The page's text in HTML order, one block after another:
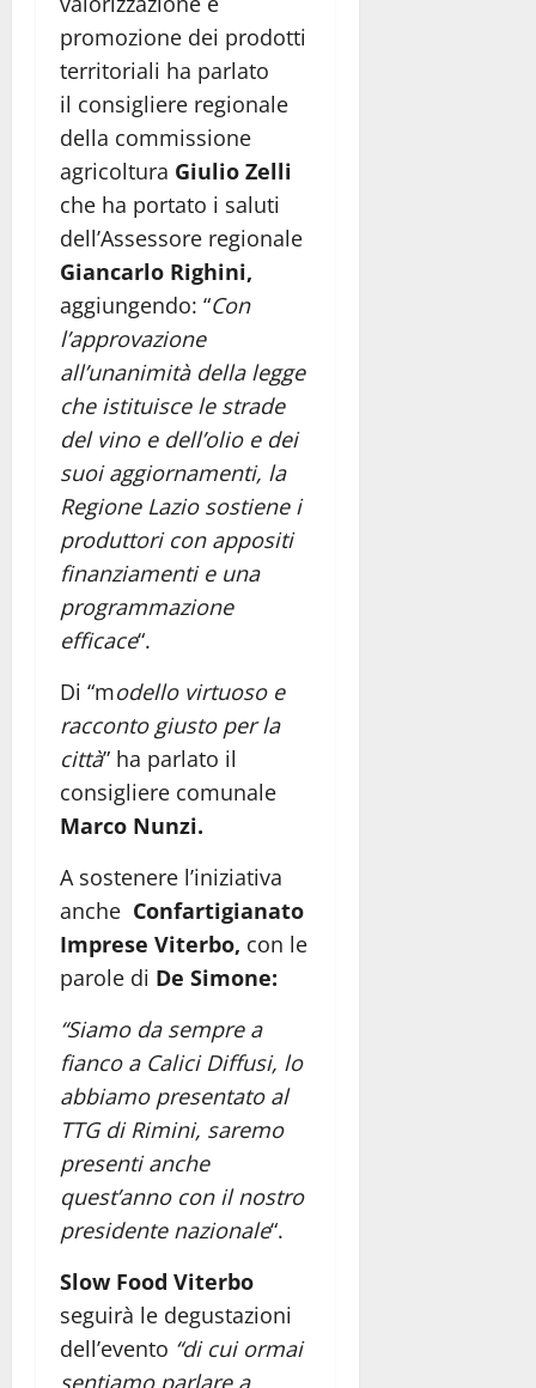
promozione dei prodotti
territoriali ha parlato
il consigliere regionale
della commissione
agricoltura Giulio Zelli
che ha portato i saluti
dell’Assessore regionale
Giancarlo Righini,
aggiungendo: “Con
l’approvazione
all’unanimità della legge
che istituisce le strade
del vino e dell’olio e dei
suoi aggiornamenti, la
Regione Lazio sostiene i
produttori con appositi
finanziamenti e una
programmazione
efficace“.
Di “modello virtuoso e
racconto giusto per la
città” ha parlato il
consigliere comunale
Marco Nunzi.
A sostenere l’iniziativa
anche Confartigianato
Imprese Viterbo, con le
parole di De Simone:
“Siamo da sempre a
fianco a Calici Diffusi, lo
abbiamo presentato al
TTG di Rimini, saremo
presenti anche
quest’anno con il nostro
presidente nazionale“.
Slow Food Viterbo
seguirà le degustazioni
dell’evento “di cui ormai